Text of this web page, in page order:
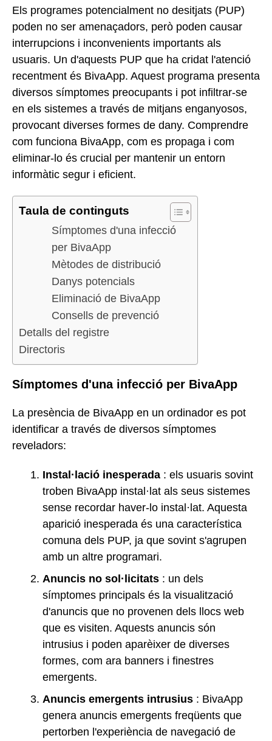
Els programes potencialment no desitjats (PUP)
poden no ser amenaçadors, però poden causar
interrupcions i inconvenients importants als
usuaris. Un d'aquests PUP que ha cridat l'atenció
recentment és BivaApp. Aquest programa presenta
diversos símptomes preocupants i pot infiltrar-se
en els sistemes a través de mitjans enganyosos,
provocant diverses formes de dany. Comprendre
com funciona BivaApp, com es propaga i com
eliminar-lo és crucial per mantenir un entorn
informàtic segur i eficient.
Taula de continguts
Símptomes d'una infecció
per BivaApp
Mètodes de distribució
Danys potencials
Eliminació de BivaApp
Consells de prevenció
Detalls del registre
Directoris
Símptomes d'una infecció per BivaApp
La presència de BivaApp en un ordinador es pot
identificar a través de diversos símptomes
reveladors:
Instal·lació inesperada : els usuaris sovint
troben BivaApp instal·lat als seus sistemes
sense recordar haver-lo instal·lat. Aquesta
aparició inesperada és una característica
comuna dels PUP, ja que sovint s'agrupen
amb un altre programari.
Anuncis no sol·licitats : un dels
símptomes principals és la visualització
d'anuncis que no provenen dels llocs web
que es visiten. Aquests anuncis són
intrusius i poden aparèixer de diverses
formes, com ara banners i finestres
emergents.
Anuncis emergents intrusius : BivaApp
genera anuncis emergents freqüents que
pertorben l'experiència de navegació de